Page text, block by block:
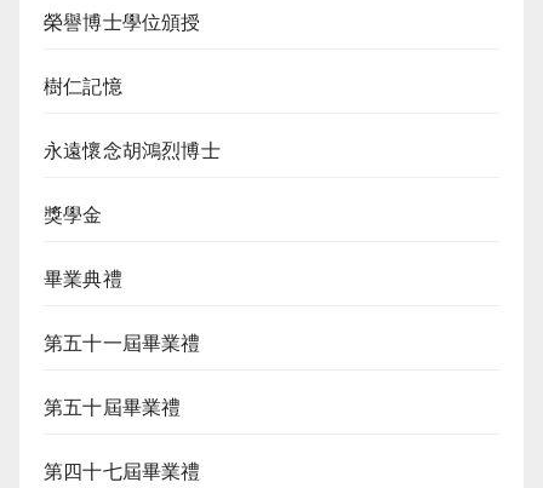
榮譽博士學位頒授
樹仁記憶
永遠懷念胡鴻烈博士
獎學金
畢業典禮
第五十一屆畢業禮
第五十屆畢業禮
第四十七屆畢業禮